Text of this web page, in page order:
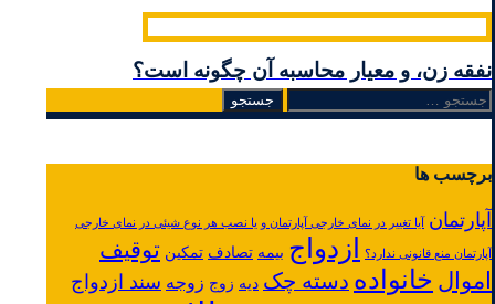
نفقه زن، و معیار محاسبه آن چگونه است؟
جستجو
برای:
برچسب ها
آپارتمان آیا تغییر در نمای خارجی آپارتمان و یا نصب هر نوع شیئی در نمای خارجی
آپارتمان منع قانونی ندارد؟ ازدواج بیمه تصادف تمکین توقیف
اموال خانواده دسته چک دیه زوج زوجه سند ازدواج